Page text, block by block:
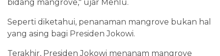
bidang mangrove," ujar Menlu.
Seperti diketahui, penanaman mangrove bukan hal
yang asing bagi Presiden Jokowi.
Terakhir, Presiden Jokowi menanam mangrove